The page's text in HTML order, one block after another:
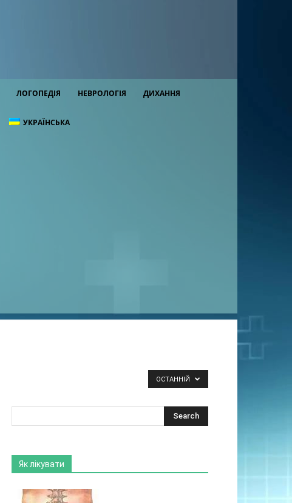
ЛОГОПЕДІЯ НЕВРОЛОГІЯ ДИХАННЯ
УКРАЇНСЬКА
ОСТАННІЙ
Як лікувати